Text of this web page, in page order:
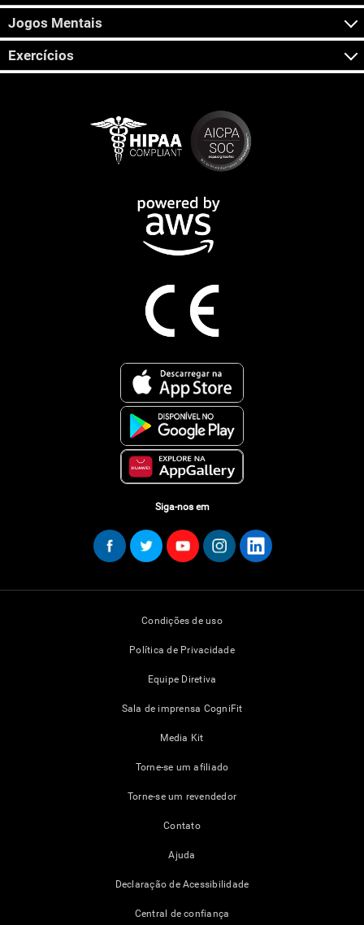
Jogos Mentais
Exercícios
Siga-nos em
Condições de uso
Política de Privacidade
Equipe Diretiva
Sala de imprensa CogniFit
Media Kit
Torne-se um afiliado
Torne-se um revendedor
Contato
Ajuda
Declaração de Acessibilidade
Central de confiança